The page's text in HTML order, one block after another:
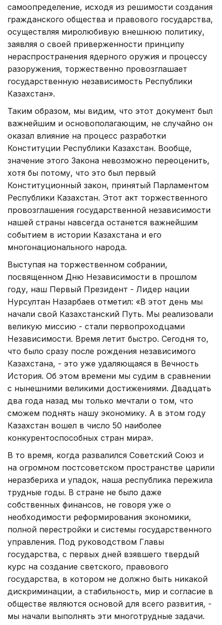
самоопределение, исходя из решимости создания
гражданского общества и правового государства,
осуществляя миролюбивую внешнюю политику,
заявляя о своей приверженности принципу
нераспространения ядерного оружия и процессу
разоружения, торжественно провозглашает
государственную независимость Республики
Казахстан».
Таким образом, мы видим, что этот документ был
важнейшим и основополагающим, не случайно он
оказал влияние на процесс разработки
Конституции Республики Казахстан. Вообще,
значение этого Закона невозможно переоценить,
хотя бы потому, что это был первый
Конституционный закон, принятый Парламентом
Республики Казахстан. Этот акт торжественного
провозглашения государственной независимости
нашей страны навсегда останется важнейшим
событием в истории Казахстана и его
многонационального народа.
Выступая на торжественном собрании,
посвященном Дню Независимости в прошлом
году, наш Первый Президент - Лидер нации
Нурсултан Назарбаев отметил: «В этот день мы
начали свой Казахстанский Путь. Мы реализовали
великую миссию - стали первопроходцами
Независимости. Время летит быстро. Сегодня то,
что было сразу после рождения независимого
Казахстана, - это уже удаляющаяся в Вечность
История. Об этом времени мы судим в сравнении
с нынешними великими достижениями. Двадцать
два года назад мы только мечтали о том, что
сможем поднять нашу экономику. А в этом году
Казахстан вошел в число 50 наиболее
конкурентоспособных стран мира».
В то время, когда развалился Советский Союз и
на огромном постсоветском пространстве царили
неразбериха и упадок, наша республика пережила
трудные годы. В стране не было даже
собственных финансов, не говоря уже о
необходимости реформирования экономики,
полной перестройки и системы государственного
управления. Под руководством Главы
государства, с первых дней взявшего твердый
курс на создание светского, правового
государства, в котором не должно быть никакой
дискриминации, а стабильность, мир и согласие в
обществе являются основой для всего развития, -
мы начали выполнять эти многотрудные задачи.